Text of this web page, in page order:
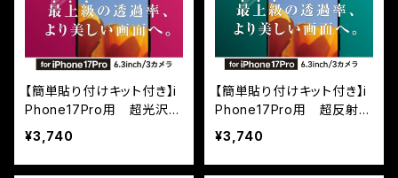
【簡単貼り付けキット付き】i
Phone17Pro用 超光沢
（AR） 最上級透過率（高透
明+反射防止） 保証付きガ
ラスフィルム『鎧』全面フル
¥3,740
【簡単貼り付けキット付き】i
Phone17Pro用 超反射防
止（AR+AG） 超マット（反
射防止+マット加工） 保証
付きガラスフィルム『鎧』全
¥3,740